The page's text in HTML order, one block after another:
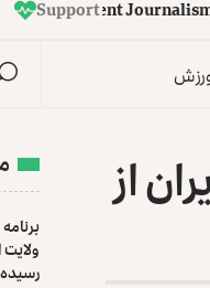
s
i
l
a
n
r
u
o
J
t
n
e
d
n
e
p
e
d
n
ISupport
از